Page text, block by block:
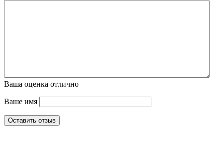
Ваша оценка отлично
Ваше имя
Оставить отзыв